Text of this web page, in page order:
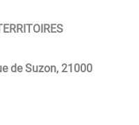
de Suzon, 21000